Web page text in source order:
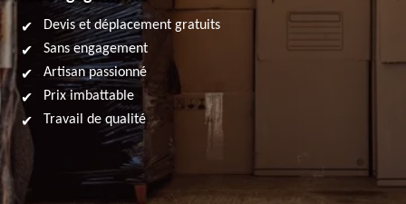
Devis et déplacement gratuits
Sans engagement
Artisan passionné
Prix imbattable
Travail de qualité